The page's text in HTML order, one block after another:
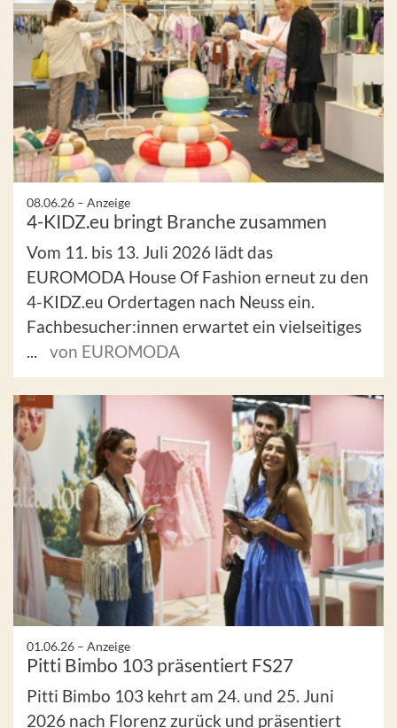
08.06.26 – Anzeige
4-KIDZ.eu bringt Branche zusammen
Vom 11. bis 13. Juli 2026 lädt das
EUROMODA House Of Fashion erneut zu den
4-KIDZ.eu Ordertagen nach Neuss ein.
Fachbesucher:innen erwartet ein vielseitiges
...
von EUROMODA
01.06.26 – Anzeige
Pitti Bimbo 103 präsentiert FS27
Pitti Bimbo 103 kehrt am 24. und 25. Juni
2026 nach Florenz zurück und präsentiert